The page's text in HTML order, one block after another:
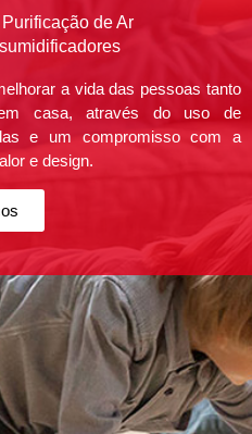
de Ar
a vida das pessoas tanto
casa, através do uso de
e um compromisso com a
e design.